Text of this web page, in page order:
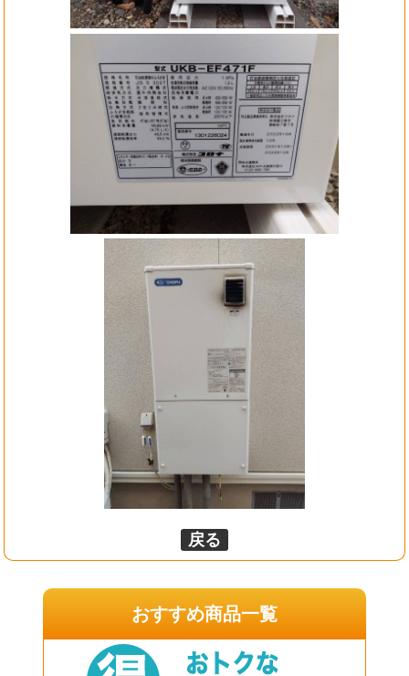
戻る
おすすめ商品一覧